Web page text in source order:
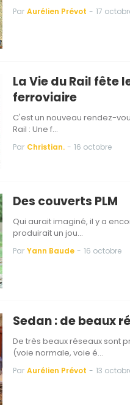
Par Aurélien Prévot - 17
La Vie du Rail fête
ferroviaire
C'est un nouveau rendez-
Rail : Une f…
Par Christian. - 16 octobre
Des couverts PLM
Qui aurait imaginé, il y a
produirait un jou…
Par Yann Baude - 16 octobre
Sedan : de beaux
De très beaux réseaux sont
(voie normale, voie é…
Par Aurélien Prévot - 13